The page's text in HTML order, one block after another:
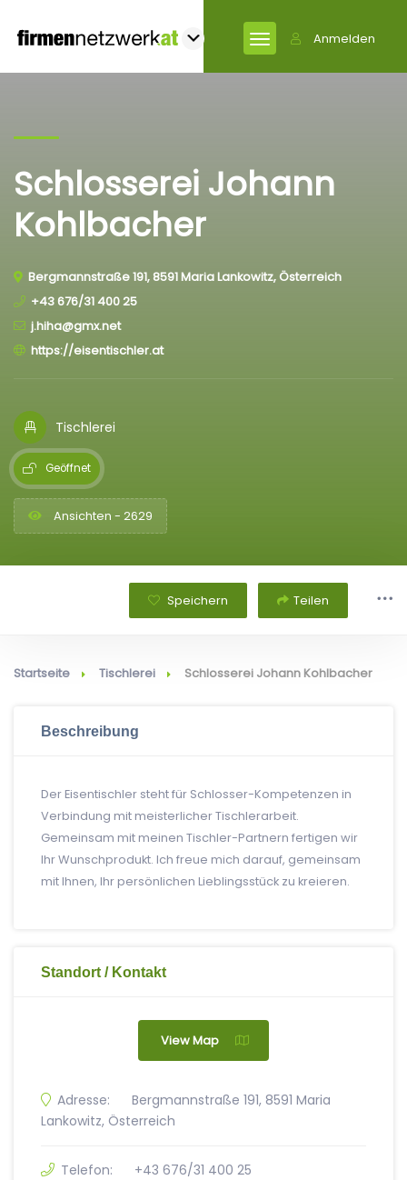
Anmelden
Schlosserei Johann
Kohlbacher
Bergmannstraße 191, 8591 Maria Lankowitz, Österreich
+43 676/31 400 25
j.hiha@gmx.net
https://eisentischler.at
Tischlerei
Geöffnet
Ansichten - 2629
Speichern Teilen
Startseite Tischlerei Schlosserei Johann Kohlbacher
Beschreibung
Der Eisentischler steht für Schlosser-Kompetenzen in
Verbindung mit meisterlicher Tischlerarbeit.
Gemeinsam mit meinen Tischler-Partnern fertigen wir
Ihr Wunschprodukt. Ich freue mich darauf, gemeinsam
mit Ihnen, Ihr persönlichen Lieblingsstück zu kreieren.
Standort / Kontakt
View Map
Adresse:
Bergmannstraße 191, 8591 Maria
Lankowitz, Österreich
Telefon: +43 676/31 400 25